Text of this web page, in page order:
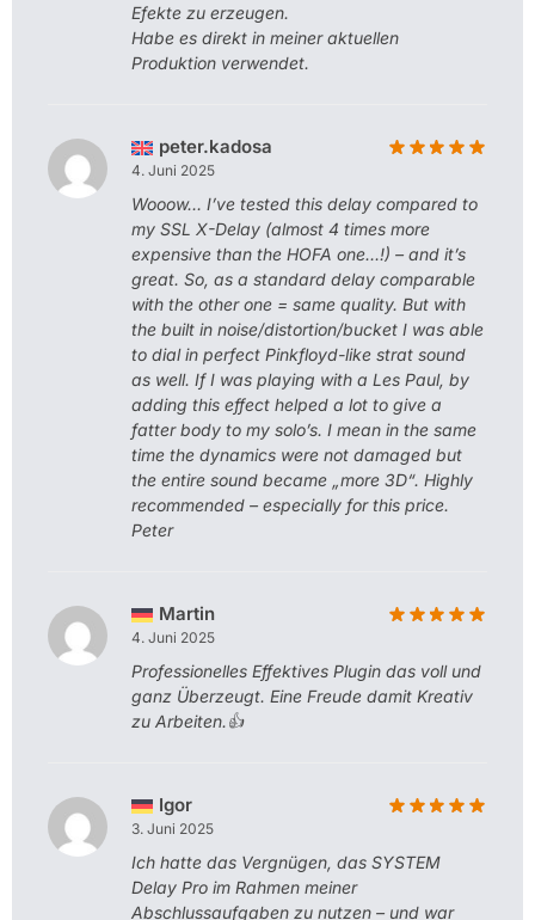
Efekte zu erzeugen.
Habe es direkt in meiner aktuellen
Produktion verwendet.
peter.kadosa
4. Juni 2025
Wooow… I’ve tested this delay compared to
my SSL X-Delay (almost 4 times more
expensive than the HOFA one…!) – and it’s
great. So, as a standard delay comparable
with the other one = same quality. But with
the built in noise/distortion/bucket I was able
to dial in perfect Pinkfloyd-like strat sound
as well. If I was playing with a Les Paul, by
adding this effect helped a lot to give a
fatter body to my solo’s. I mean in the same
time the dynamics were not damaged but
the entire sound became „more 3D“. Highly
recommended – especially for this price.
Peter
Martin
4. Juni 2025
Professionelles Effektives Plugin das voll und
ganz Überzeugt. Eine Freude damit Kreativ
zu Arbeiten.👍
Igor
3. Juni 2025
Ich hatte das Vergnügen, das SYSTEM
Delay Pro im Rahmen meiner
Abschlussaufgaben zu nutzen – und war